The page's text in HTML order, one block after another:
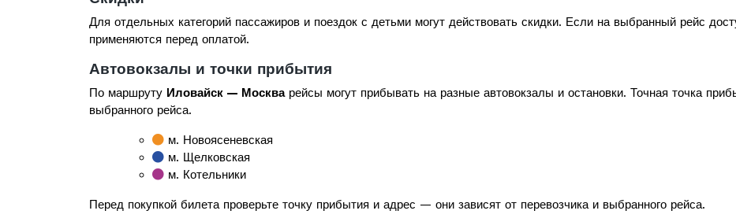
Для отдельных категорий пассажиров и поездок с детьми могут действовать скидки. Если на выбранный рейс
применяются перед оплатой.
Автовокзалы и точки прибытия
По маршруту Иловайск — Москварейсы могут прибывать на разные автовокзалы и остановки. Точная точка
выбранного рейса.
м. Новоясеневская
м. Щелковская
м. Котельники
Перед покупкой билета проверьте точку прибытия и адрес — они зависят от перевозчика и выбранного рейса.